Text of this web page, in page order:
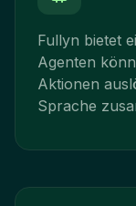
Fullyn bietet
Agenten
Aktionen
Sprache